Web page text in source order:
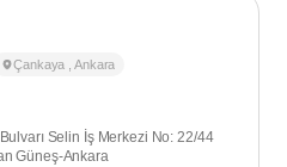
Çankaya ,Ankara
Selin İş Merkezi No: 22/44
Güneş-Ankara